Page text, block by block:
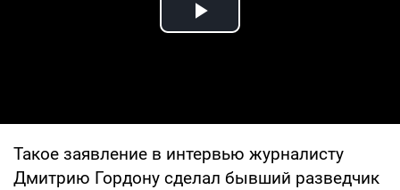
Play Video
Такое заявление в интервью журналисту
Дмитрию Гордону сделал бывший разведчик